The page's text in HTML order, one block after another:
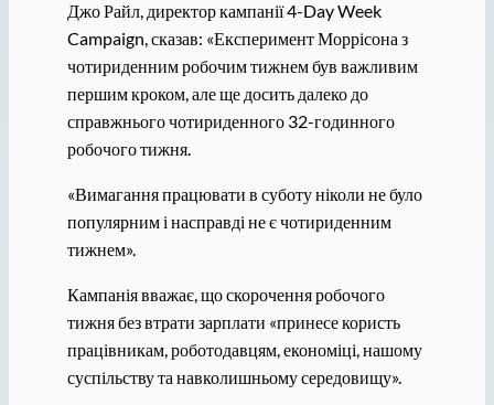
Джо Райл, директор кампанії 4-Day Week
Campaign, сказав: «Експеримент Моррісона з
чотириденним робочим тижнем був важливим
першим кроком, але ще досить далеко до
справжнього чотириденного 32-годинного
робочого тижня.
«Вимагання працювати в суботу ніколи не було
популярним і насправді не є чотириденним
тижнем».
Кампанія вважає, що скорочення робочого
тижня без втрати зарплати «принесе користь
працівникам, роботодавцям, економіці, нашому
суспільству та навколишньому середовищу».​